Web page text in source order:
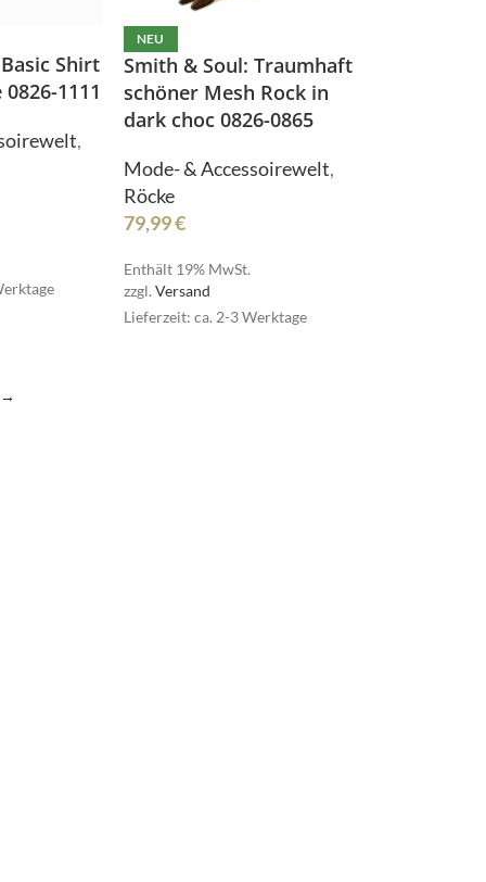
NOAH
Shirt
1111
,
NEU
Smith & Soul: Traumhaft
schöner Mesh Rock in
dark choc 0826-0865
Mode- & Accessoirewelt,
Röcke
79,99€
Enthält 19% MwSt.
zzgl. Versand
Lieferzeit: ca. 2-3 Werktage
→